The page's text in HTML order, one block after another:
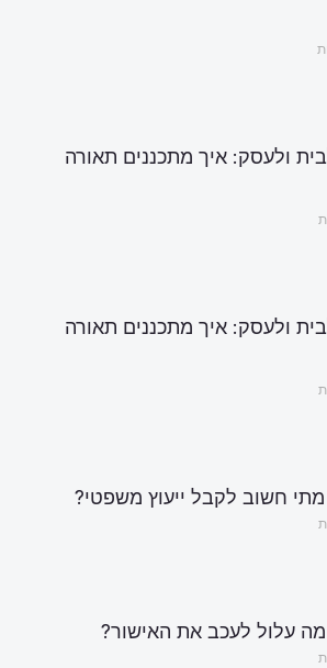
ולעסק: איך מתכננים תאורה
ולעסק: איך מתכננים תאורה
מתי חשוב לקבל ייעוץ משפטי?